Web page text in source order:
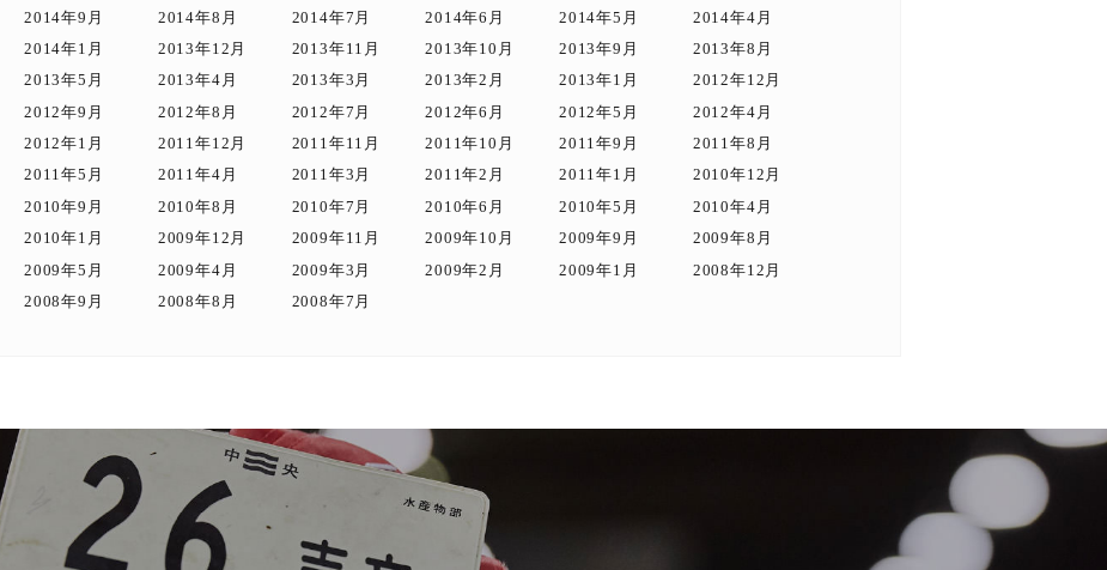
2014年9月 2014年8月 2014年7月 2014年6月 2014年5月
2014年4月
2014年1月 2013年12月 2013年11月 2013年10月 2013年9月
2013年8月
2013年5月 2013年4月 2013年3月 2013年2月 2013年1月
2012年12月
2012年9月 2012年8月 2012年7月 2012年6月 2012年5月
2012年4月
2012年1月 2011年12月 2011年11月 2011年10月 2011年9月
2011年8月
2011年5月 2011年4月 2011年3月 2011年2月 2011年1月
2010年12月
2010年9月 2010年8月 2010年7月 2010年6月 2010年5月
2010年4月
2010年1月 2009年12月 2009年11月 2009年10月 2009年9月
2009年8月
2009年5月 2009年4月 2009年3月 2009年2月 2009年1月
2008年12月
2008年9月 2008年8月 2008年7月